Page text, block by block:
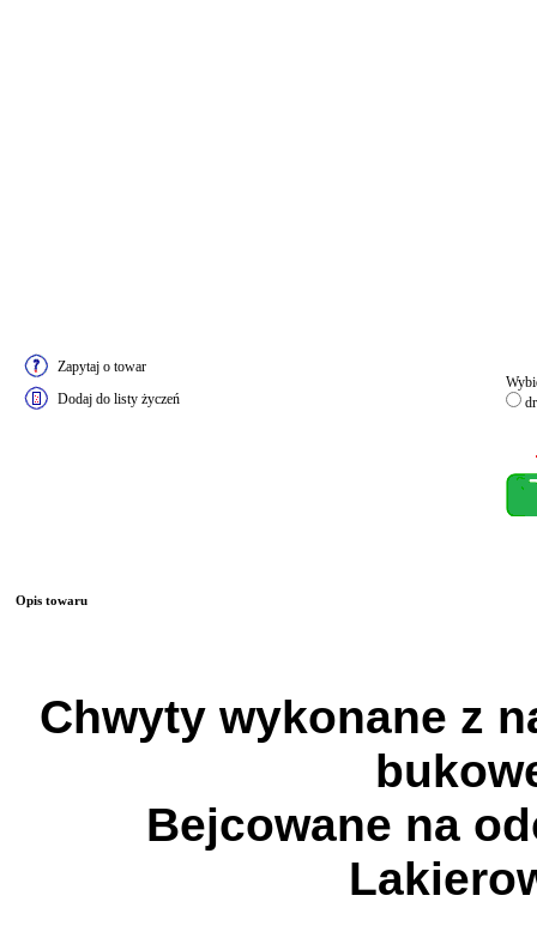
Zapytaj o towar
Dodaj do listy życzeń
Opis towaru
Chwyty wykonane z
Bejcowane na